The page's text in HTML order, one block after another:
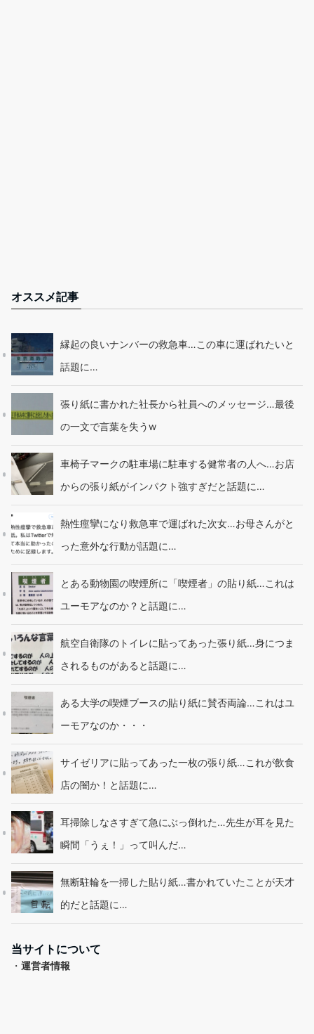
オススメ記事
縁起の良いナンバーの救急車…この車に運ばれたいと
話題に…
張り紙に書かれた社長から社員へのメッセージ…最後
の一文で言葉を失うw
車椅子マークの駐車場に駐車する健常者の人へ…お店
からの張り紙がインパクト強すぎだと話題に…
熱性痙攣になり救急車で運ばれた次女…お母さんがと
った意外な行動が話題に…
とある動物園の喫煙所に「喫煙者」の貼り紙…これは
ユーモアなのか？と話題に…
航空自衛隊のトイレに貼ってあった張り紙…身につま
されるものがあると話題に…
ある大学の喫煙ブースの貼り紙に賛否両論…これはユ
ーモアなのか・・・
サイゼリアに貼ってあった一枚の張り紙…これが飲食
店の闇か！と話題に…
耳掃除しなさすぎて急にぶっ倒れた…先生が耳を見た
瞬間「うぇ！」って叫んだ…
無断駐輪を一掃した貼り紙…書かれていたことが天才
的だと話題に…
当サイトについて
・ 運営者情報